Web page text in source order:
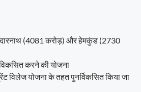
(4081 करोड़) और हेमकुंड (2730
करने की योजना
विलेज योजना के तहत पुनर्विकसित किया जा